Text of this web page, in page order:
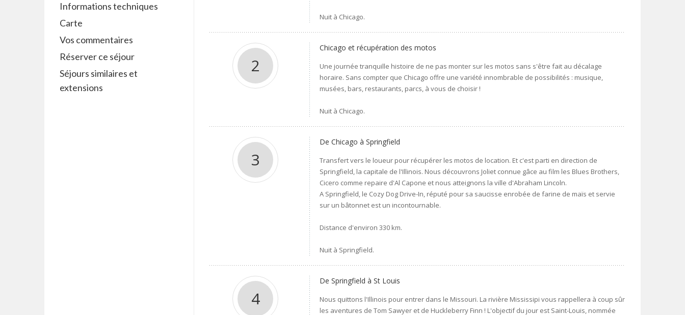
Informations techniques
Carte
Vos commentaires
Réserver ce séjour
Séjours similaires et
extensions
Nuit à Chicago.
2
Chicago et récupération des motos
Une journée tranquille histoire de ne pas monter sur les motos sans s'être fait au décalage
horaire. Sans compter que Chicago offre une variété innombrable de possibilités : musique,
musées, bars, restaurants, parcs, à vous de choisir !
Nuit à Chicago.
3
De Chicago à Springfield
Transfert vers le loueur pour récupérer les motos de location. Et c'est parti en direction de
Springfield, la capitale de l'Illinois. Nous découvrons Joliet connue gâce au film les Blues Brothers,
Cicero comme repaire d'Al Capone et nous atteignons la ville d'Abraham Lincoln.
A Springfield, le Cozy Dog Drive-In, réputé pour sa saucisse enrobée de farine de maïs et servie
sur un bâtonnet est un incontournable.
Distance d'environ 330 km.
Nuit à Springfield.
4
De Springfield à St Louis
Nous quittons l'Illinois pour entrer dans le Missouri. La rivière Mississipi vous rappellera à coup sûr
les aventures de Tom Sawyer et de Huckleberry Finn ! L'objectif du jour est Saint-Louis, nommée